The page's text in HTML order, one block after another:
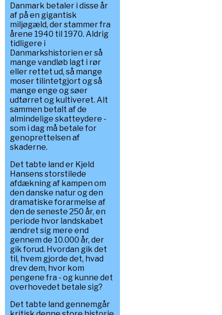
Danmark betaler i disse år
af på en gigantisk
miljøgæld, der stammer fra
årene 1940 til 1970. Aldrig
tidligere i
Danmarkshistorien er så
mange vandløb lagt i rør
eller rettet ud, så mange
moser tilintetgjort og så
mange enge og søer
udtørret og kultiveret. Alt
sammen betalt af de
almindelige skatteydere -
som i dag må betale for
genoprettelsen af
skaderne.
Det tabte land er Kjeld
Hansens storstilede
afdækning af kampen om
den danske natur og den
dramatiske forarmelse af
den de seneste 250 år, en
periode hvor landskabet
ændret sig mere end
gennem de 10.000 år, der
gik forud. Hvordan gik det
til, hvem gjorde det, hvad
drev dem, hvor kom
pengene fra - og kunne det
overhovedet betale sig?
Det tabte land gennemgår